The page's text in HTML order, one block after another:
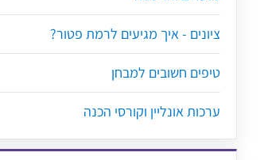
ציונים - איך מגיעים לרמת פטור?
טיפים חשובים למבחן
ערכות אונליין וקורסי הכנה